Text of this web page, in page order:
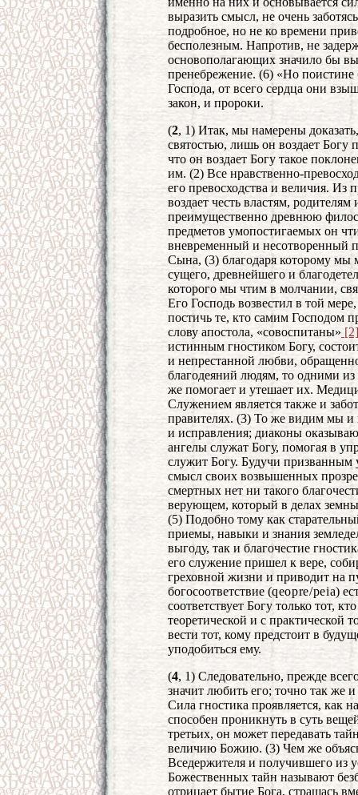
выразить смысл, не очень
подробное, но не ко времени
бесполезным. Напротив, не
основополагающих значило бы
пренебрежение. (6) «Но
Господа, от всего сердца они
закон, и пророки.
(2, 1) Итак, мы намерены
святостью, лишь он воздает Богу
что он воздает Богу такое
им. (2) Все нравственно-
его превосходства и величия. Из
воздает честь властям,
преимущественно древнюю
предметов умопостигаемых он
вневременный и несотворенный
Сына, (3) благодаря которому мы
сущего, древнейшего и
которого мы чтим в молчании,
Его Господь возвестил в той
постичь те, кто самим Господом
слову апостола, «совоспитаны»
истинным гностиком Богу,
и непрестанной любви,
благодеяний людям, то одними из
же помогает и утешает их.
Служением является также и
правителях. (3) То же видим мы
и исправления; диаконы
ангелы служат Богу, помогая в
служит Богу. Будучи призванным
смысл своих возвышенных
смертных нет ни такого
верующем, который в делах
(5) Подобно тому как
приемы, навыки и знания
выгоду, так и благочестие
его служение пришел к вере,
греховной жизни и приводит на
богосоответствие (qeopre/peia)
соответствует Богу только тот,
теоретической и с практической
вести тот, кому предстоит в
уподобиться ему.
(4, 1) Следовательно, прежде
значит любить его; точно так же
Сила гностика проявляется, как
способен проникнуть в суть
третьих, он может передавать
величию Божию. (3) Чем же
Вседержителя и получившего из
Божественных тайн называют
отрицает бытие Бога, страшась